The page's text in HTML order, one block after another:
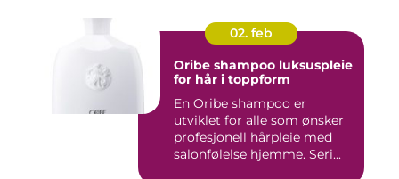
02. feb
Oribe shampoo luksuspleie
for hår i toppform
En Oribe shampoo er
utviklet for alle som ønsker
profesjonell hårpleie med
salonfølelse hjemme. Seri...